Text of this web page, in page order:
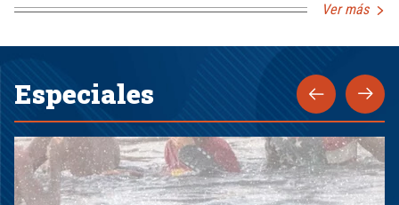
Ver más
Especiales